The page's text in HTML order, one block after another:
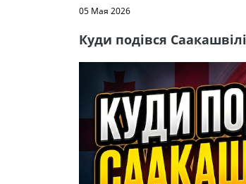
05 Мая 2026
Куди подівся